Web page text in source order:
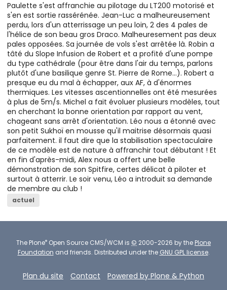
Paulette s'est affranchie au pilotage du LT200 motorisé et
s'en est sortie rassérénée. Jean-Luc a malheureusement
perdu, lors d'un atterrissage un peu loin, 2 des 4 pales de
l'hélice de son beau gros Draco. Malheuresement pas deux
pales opposées. Sa journée de vols s'est arrêtée là. Robin a
tâté du Slope Infusion de Robert et a profité d'une pompe
du type cathédrale (pour être dans l'air du temps, parlons
plutôt d'une basilique genre St. Pierre de Rome...). Robert a
presque eu du mal à échapper, aux AF, à d'énormes
thermiques. Les vitesses ascentionnelles ont été mesurées
à plus de 5m/s. Michel a fait évoluer plusieurs modèles, tout
en cherchant la bonne orientation par rapport au vent,
chageant sans arrêt d'orientation. Léo nous a étonné avec
son petit Sukhoï en mousse qu'il maitrise désormais quasi
parfaitement. il faut dire que la stabilisation spectaculaire
de ce modèle est de nature à affranchir tout débutant ! Et
en fin d'après-midi, Alex nous a offert une belle
démonstration de son Spitfire, certes délicat à piloter et
surtout à atterrir. Le soir venu, Léo a introduit sa demande
de membre au club !
actuel
The Plone® Open Source CMS/WCM is © 2000-2026 by the Plone
Foundation and friends. Distributed under the GNU GPL license.
Plan du site Contact Powered by Plone & Python